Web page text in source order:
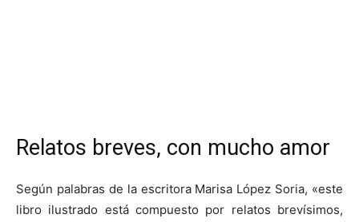
Relatos breves, con mucho amor
Según palabras de la escritora Marisa López Soria, «este
libro ilustrado está compuesto por relatos brevísimos,